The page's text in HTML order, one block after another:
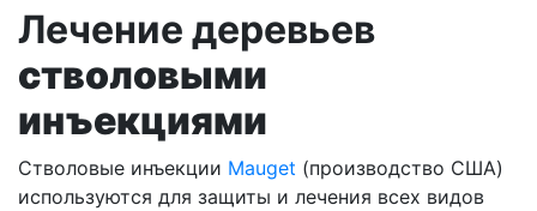
Лечение деревьев
стволовыми
инъекциями
Стволовые инъекции Mauget (производство США)
используются для защиты и лечения всех видов